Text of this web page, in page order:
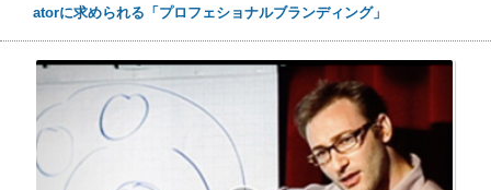
atorに求められる「プロフェショナルブランディング」